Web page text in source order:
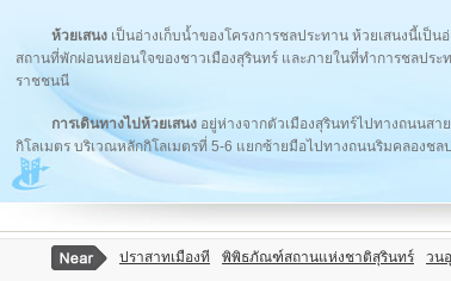
ห้วยเสนง เป็นอ่างเก็บน้ำของโครงการชลประทาน ห้วยเสนงนี้เป็
สถานที่พักผ่อนหย่อนใจของชาวเมืองสุรินทร์ และภายในที่ทำการชลปร
ราชชนนี
การเดินทางไปห้วยเสนง อยู่ห่างจากตัวเมืองสุรินทร์ไปทางถนนส
กิโลเมตร บริเวณหลักกิโลเมตรที่ 5-6 แยกซ้ายมือไปทางถนนริมคลองชล
ปราสาทเมืองที พิพิธภัณฑ์สถานแห่งชาติสุรินทร์ วน